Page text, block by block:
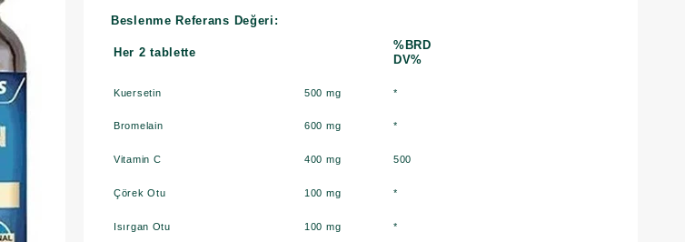
Beslenme Referans Değeri:
Her 2 tablette
%BRD
DV%
Kuersetin 500 mg *
Bromelain 600 mg *
Vitamin C 400 mg 500
Çörek Otu 100 mg *
Isırgan Otu 100 mg *